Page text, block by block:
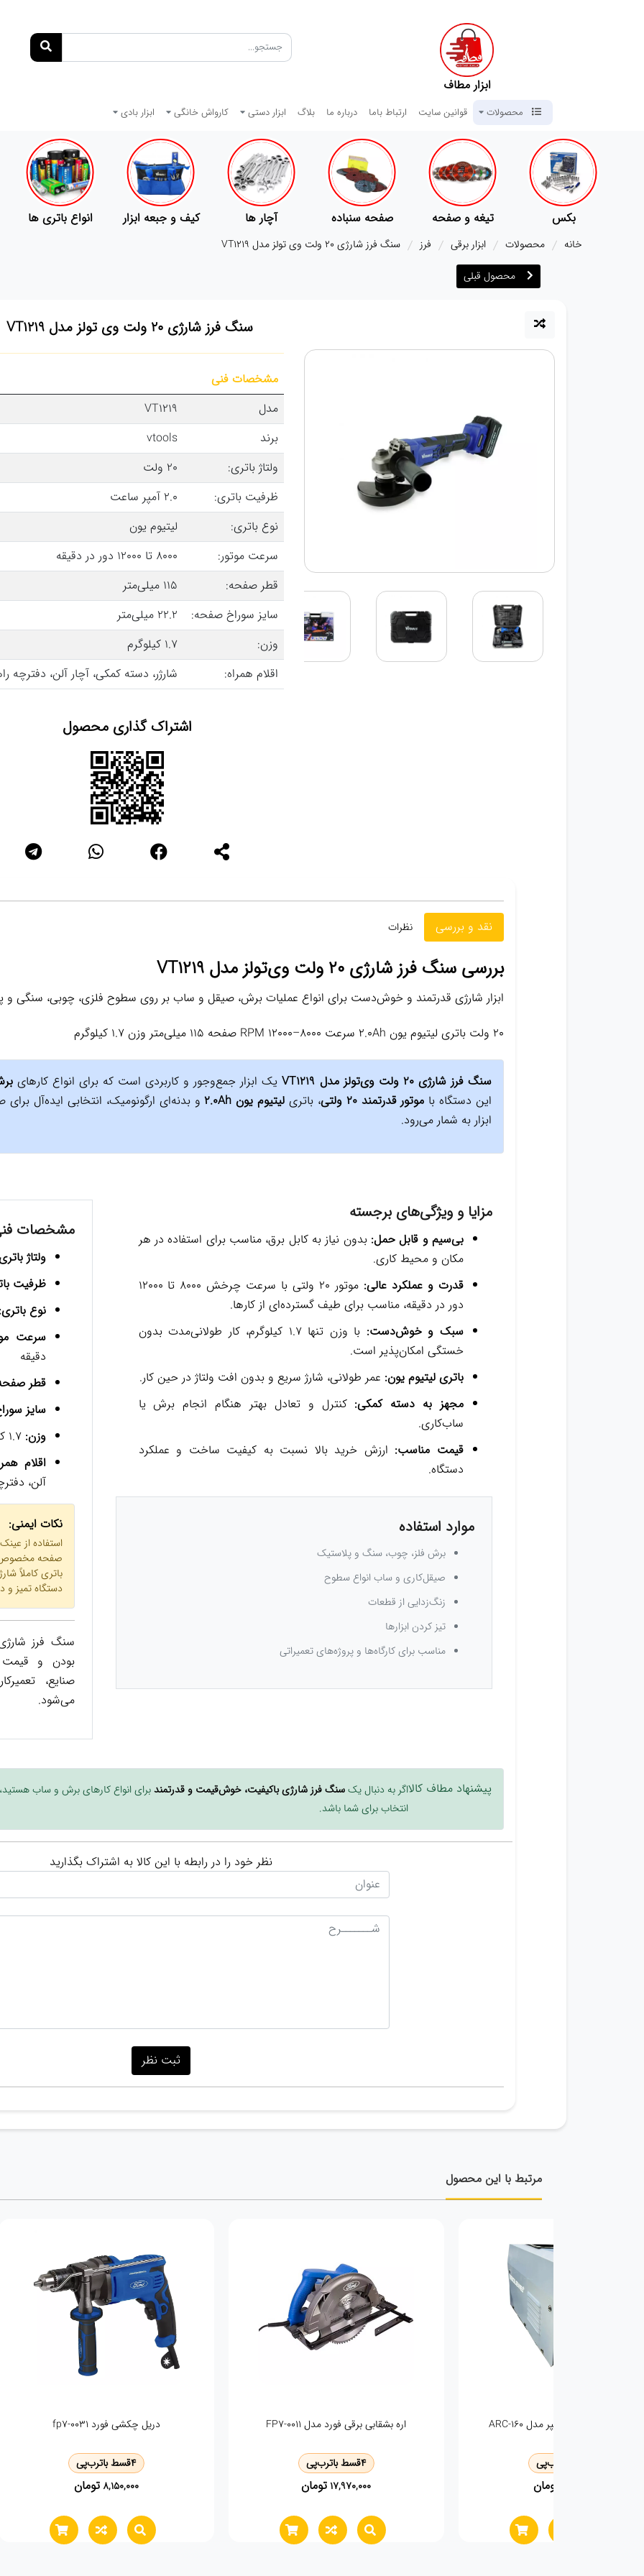
ابزار مطاف
محصولات قوانین سایت ارتباط باما درباره ما بلاگ ابزار دستی کارواش خانگی ابزار بادی
تیغه و صفحه صفحه سنباده آچار ها کیف و جبعه ابزار انواع باتری ها پمپ
خانه محصولات ابزار برقی فرز
سنگ فرز شارژی 20 ولت وی تولز مدل VT1219
محصول قبلی
سنگ فرز شارژی 20 ولت وی تولز مدل VT1219
مشخصات فنی
مدل
VT1219
برند
vtools
ولتاژ باتری:
20 ولت
ظرفیت باتری:
2.0 آمپر ساعت
نوع باتری:
لیتیوم یون
سرعت موتور:
8000 تا 12000 دور در دقیقه
قطر صفحه:
115 میلی‌متر
سایز سوراخ صفحه:
22.2 میلی‌متر
وزن:
1.7 کیلوگرم
اقلام همراه:
شارژر، دسته کمکی، آچار آلن، دفترچه
اشتراک گذاری محصول
نقد و بررسی نظرات
بررسی سنگ فرز شارژی 20 ولت وی‌تولز مدل VT1219
ابزار شارژی قدرتمند و خوش‌دست برای انواع عملیات برش، صیقل و ساب بر روی سطوح فلزی، چوبی، سنگی و
20 ولت باتری لیتیوم یون 2.0Ah سرعت 8000–12000 RPM صفحه 115 میلی‌متر وزن 1.7 کیلوگرم
سنگ فرز شارژی 20 ولت وی‌تولز مدل VT1219 یک ابزار جمع‌وجور و کاربردی است که برای انواع کارهای
این دستگاه با موتور قدرتمند 20 ولتی ، باتری لیتیوم یون 2.0Ah
و بدنه‌ای ارگونومیک، انتخابی ایده‌آل
ابزار به شمار می‌رود.
مزایا و ویژگی‌های برجسته
بی‌سیم و قابل حمل: بدون نیاز به کابل برق، مناسب برای استفاده در هر
مکان و محیط کاری.
قدرت و عملکرد عالی:
موتور 20 ولتی با سرعت چرخش 8000 تا 12000
دور در دقیقه، مناسب برای طیف گسترده‌ای از کارها.
سبک و خوش‌دست:
با وزن تنها 1.7 کیلوگرم، کار طولانی‌مدت بدون
خستگی امکان‌پذیر است.
باتری لیتیوم یون: عمر طولانی، شارژ سریع و بدون افت ولتاژ در حین کار.
مجهز به دسته کمکی: کنترل و تعادل بهتر هنگام انجام برش یا
ساب‌کاری.
قیمت مناسب: ارزش خرید بالا نسبت به کیفیت ساخت و عملکرد
دستگاه.
موارد استفاده
برش فلز، چوب، سنگ و پلاستیک
صیقل‌کاری و ساب انواع سطوح
زنگ‌زدایی از قطعات
تیز کردن ابزارها
مناسب برای کارگاه‌ها و پروژه‌های تعمیراتی
مشخصات
ولتاژ
ظرفیت
نوع
سرعت
دقیقه
قطر
سایز
وزن: 1.7 کیلوگرم
اقلام
آلن،
نکات ایمنی:
استفاده از
صفحه مخصوص
باتری کاملاً
دستگاه تمیز
بودن و قیمت
صنایع،
می‌شود.
پیشنهاد مطاف کالااگر به دنبال یکسنگ فرز شارژی باکیفیت، خوش‌قیمت و قدرتمندبرای انواع کارهای برش و ساب
انتخاب برای شما باشد.
نظر خود را در رابطه با این کالا به اشتراک بگذارید
مرتبط با این محصول
مینی سنگ دست بلند دیمردار وی تولز مدل
4قسط با
8,150,000
مینی فرز سنگ بری وی تولز vp1206
4قسط با
6,120,000
هویه اینکو ۶۰ وات si0368
4قسط با
1,040,000